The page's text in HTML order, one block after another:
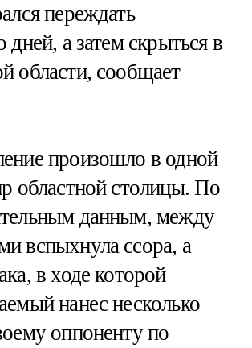
переждать
дней, а затем скрыться в
области, сообщает
произошло в одной
областной столицы. По
данным, между
вспыхнула ссора, а
в ходе которой
нанес несколько
оппоненту по